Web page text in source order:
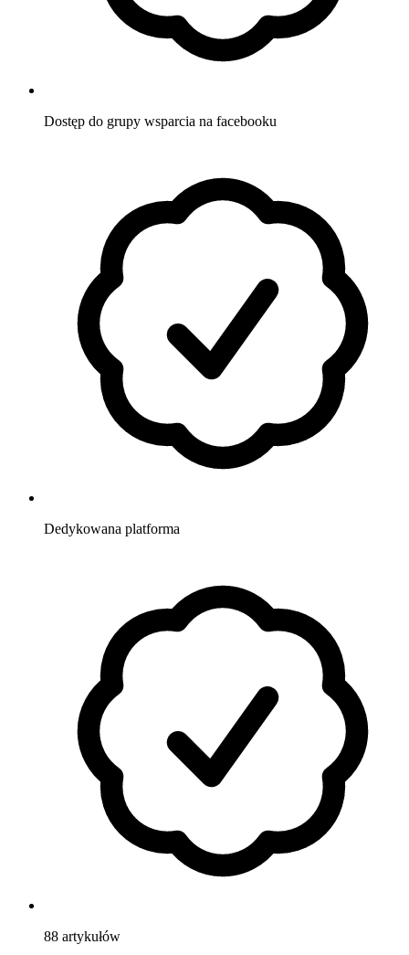
Dostęp do grupy wsparcia na facebooku
Dedykowana platforma
88 artykułów